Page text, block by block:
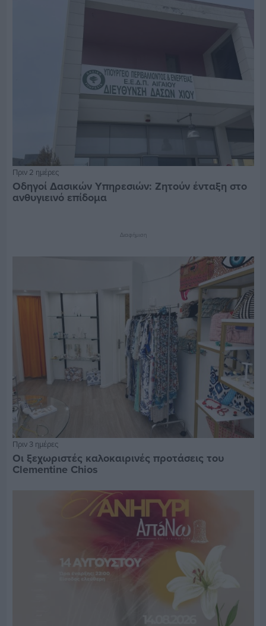
Πριν 2 ημέρες
Οδηγοί Δασικών Υπηρεσιών: Ζητούν ένταξη στο
ανθυγιεινό επίδομα
Διαφήμιση
Πριν 3 ημέρες
Οι ξεχωριστές καλοκαιρινές προτάσεις του
Clementine Chios